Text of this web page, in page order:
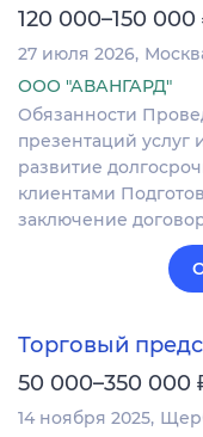
120 000–150 000
27 июля 2026
ООО "АВАНГАРД"
Обязанности
презентаций
развитие
клиентами
заключение
Торговый
50 000–350 000
14 ноября 2025